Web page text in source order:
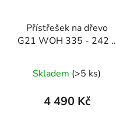
Přístřešek na dřevo
G21 WOH 335 - 242 x
Skladem (>5 ks)
4 490 Kč